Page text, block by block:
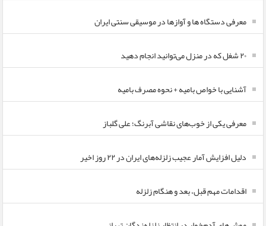
معرفی دستگاه ها و آوازها در موسیقی سنتی ایران
۲۰ شغل که در منزل می‌توانید انجام دهید
آشنایی با خواص بامیه + نحوه مصرف بامیه
معرفی یکی از خوب‌های نقاشی آبرنگ؛ علی گلباز
دلیل افزایش آمار عجیب زلزله‌های ایران در ۲۲ روز اخیر
اقدامات مهم قبل، بعد و هنگام زلزله